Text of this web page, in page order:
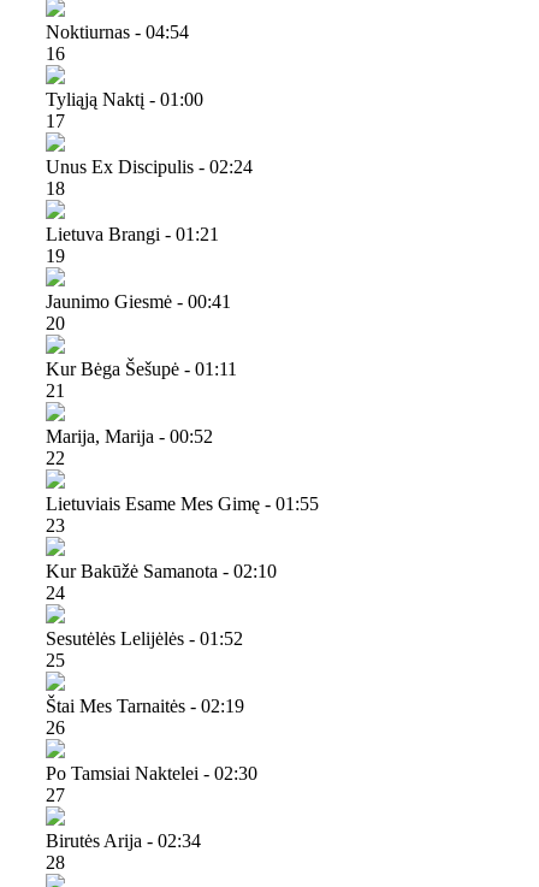
Noktiurnas - 04:54
16
Tyliąją Naktį - 01:00
17
Unus Ex Discipulis - 02:24
18
Lietuva Brangi - 01:21
19
Jaunimo Giesmė - 00:41
20
Kur Bėga Šešupė - 01:11
21
Marija, Marija - 00:52
22
Lietuviais Esame Mes Gimę - 01:55
23
Kur Bakūžė Samanota - 02:10
24
Sesutėlės Lelijėlės - 01:52
25
Štai Mes Tarnaitės - 02:19
26
Po Tamsiai Naktelei - 02:30
27
Birutės Arija - 02:34
28